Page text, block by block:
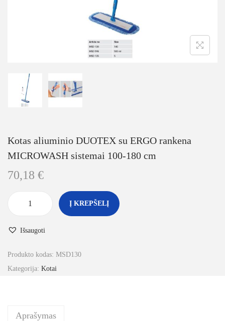
Kotas aliuminio DUOTEX su ERGO rankena
MICROWASH sistemai 100-180 cm
70,18 €
Į KREPŠELĮ
Išsaugoti
Produkto kodas: MSD130
Kategorija: Kotai
Aprašymas